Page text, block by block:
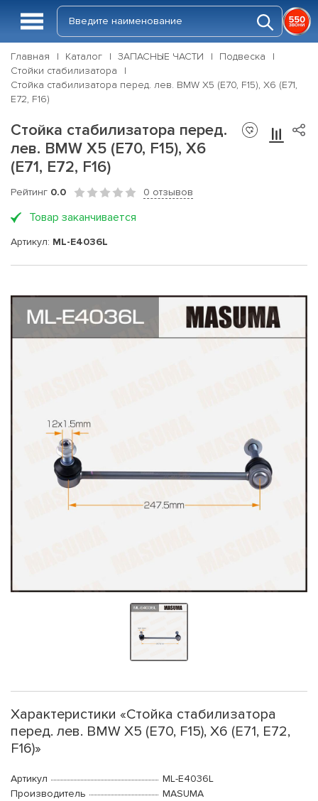
Главная Каталог ЗАПАСНЫЕ ЧАСТИ
Подвеска
Стойки стабилизатора
Стойка стабилизатора перед. лев. BMW X5 (E70, F15), X6 (E71,
E72, F16)
Стойка стабилизатора перед.
лев. BMW X5 (E70, F15), X6
(E71, E72, F16)
Рейтинг 0.0 0 отзывов
Товар заканчивается
Артикул: ML-E4036L
Характеристики «Стойка стабилизатора
перед. лев. BMW X5 (E70, F15), X6 (E71, E72,
F16)»
Артикул
ML-E4036L
Производитель
MASUMA